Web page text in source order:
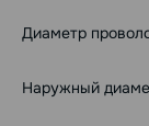
Диаметр
Наружный